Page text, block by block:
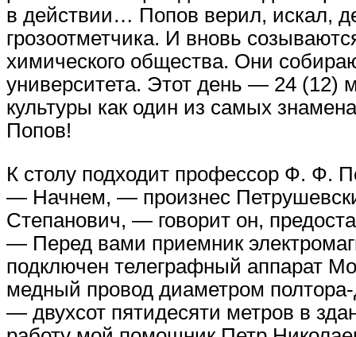
в действии… Попов верил, искал,
грозоотметчика. И вновь
химического общества. Они
университета. Этот день — 24 (12)
культуры как один из самых
Попов!
К столу подходит профессор Ф. Ф.
— Начнем, — произнес
Степанович, — говорит он,
— Перед вами приемник
подключен телеграфный аппарат
медный провод диаметром
— двухсот пятидесяти метров в